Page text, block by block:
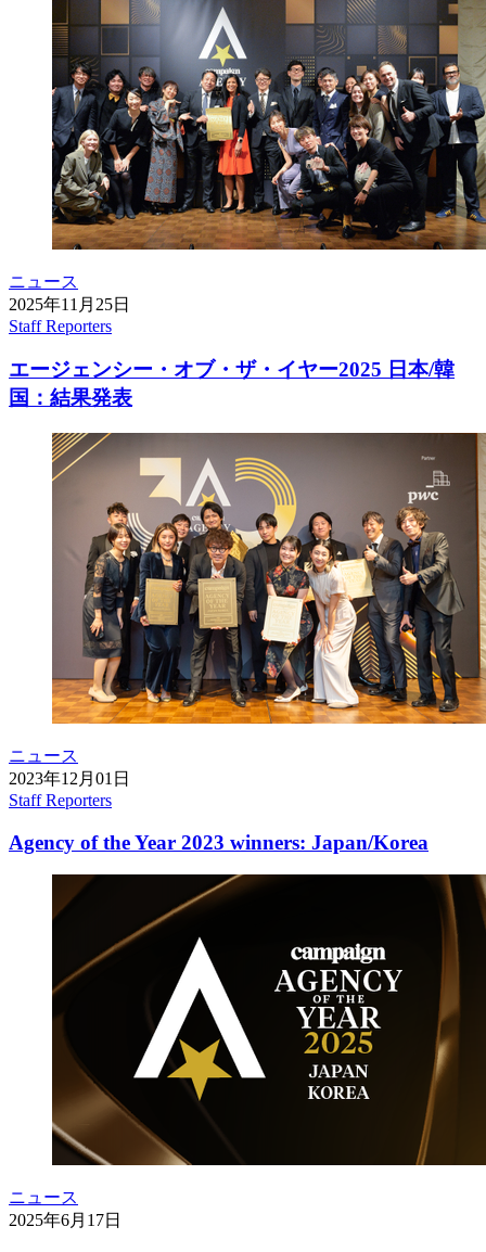
ニュース
2025年11月25日
Staff Reporters
エージェンシー・オブ・ザ・イヤー2025 日本/韓
国：結果発表
ニュース
2023年12月01日
Staff Reporters
Agency of the Year 2023 winners: Japan/Korea
ニュース
2025年6月17日